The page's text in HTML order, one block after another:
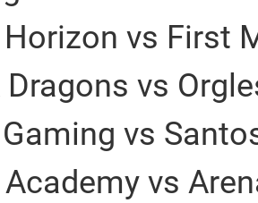
vs First
vs
vs
vs